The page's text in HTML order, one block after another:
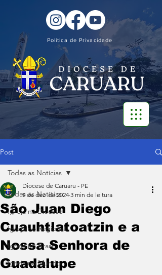
Política de Privacidade
Post
Todas as Notícias
Igreja na Diocese
Igreja no Regional
Igreja no Brasil
Igreja no Mundo
Todas as Notícias
São Juan Diego
Cuauhtlatoatzin e a
Nossa Senhora de
Guadalupe
Diocese de Caruaru - PE
9 de dez. de 2024 3 min de leitura